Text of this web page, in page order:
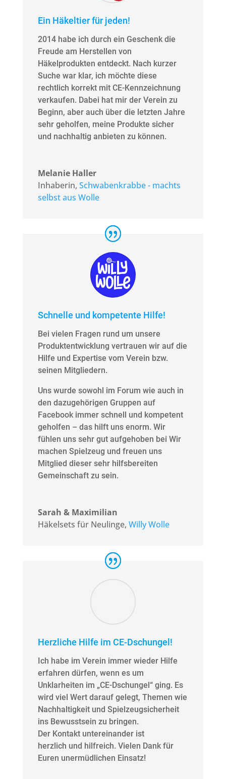
Ein Häkeltier für jeden!
2014 habe ich durch ein Geschenk die
Freude am Herstellen von
Häkelprodukten entdeckt. Nach kurzer
Suche war klar, ich möchte diese
rechtlich korrekt mit CE-Kennzeichnung
verkaufen. Dabei hat mir der Verein zu
Beginn, aber auch über die letzten Jahre
sehr geholfen, meine Produkte sicher
und nachhaltig anbieten zu können.
Melanie Haller
Inhaberin, Schwabenkrabbe - machts
selbst aus Wolle
Schnelle und kompetente Hilfe!
Bei vielen Fragen rund um unsere
Produktentwicklung vertrauen wir auf die
Hilfe und Expertise vom Verein bzw.
seinen Mitgliedern.
Uns wurde sowohl im Forum wie auch in
den dazugehörigen Gruppen auf
Facebook immer schnell und kompetent
geholfen – das hilft uns enorm. Wir
fühlen uns sehr gut aufgehoben bei Wir
machen Spielzeug und freuen uns
Mitglied dieser sehr hilfsbereiten
Gemeinschaft zu sein.
Sarah & Maximilian
Häkelsets für Neulinge, Willy Wolle
Herzliche Hilfe im CE-Dschungel!
Ich habe im Verein immer wieder Hilfe
erfahren dürfen, wenn es um
Unklarheiten im „CE-Dschungel“ ging. Es
wird viel Wert darauf gelegt, Themen wie
Nachhaltigkeit und Spielzeugsicherheit
ins Bewusstsein zu bringen.
Der Kontakt untereinander ist
herzlich und hilfreich. Vielen Dank für
Euren unermüdlichen Einsatz!